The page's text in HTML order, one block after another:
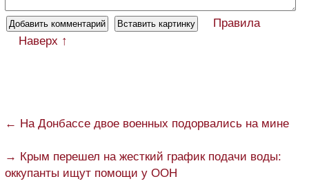
Правила
Наверх ↑
← На Донбассе двое военных подорвались на мине
→ Крым перешел на жесткий график подачи воды:
оккупанты ищут помощи у ООН